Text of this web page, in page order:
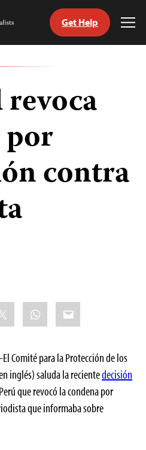
Get Help
contra
WhatsApp
Email
Comité para la Protección de los
inglés) saluda la recientedecisión
que revocó la condena por
que informaba sobre